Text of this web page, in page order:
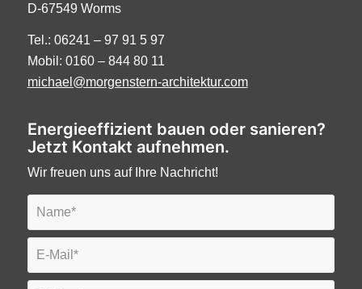
D-67549 Worms
Tel.: 06241 – 97 91 5 97
Mobil: 0160 – 844 80 11
michael@morgenstern-architektur.com
Energieeffizient bauen oder sanieren?
Jetzt Kontakt aufnehmen.
Wir freuen uns auf Ihre Nachricht!